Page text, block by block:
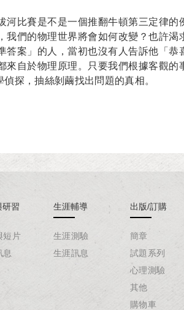
河比賽是不是一個推翻牛頓第三定律
我們的物理世界將會如何改變？也許
案」的人，當初也沒有人告訴他「恭
自於物理原理。只要我們根據客觀的
探，抽絲剝繭找出問題的真相。
研習
短片
息
生涯輔導
生涯測驗
生涯訊息
出版/訂購
簡章
試題系列
心理測驗
其他
購物車